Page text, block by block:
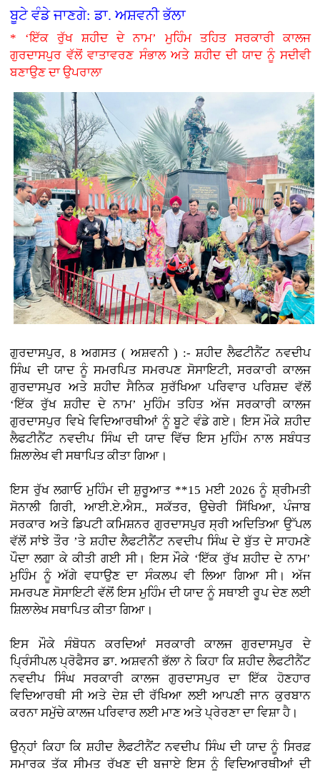
ਬੂਟੇ ਵੰਡੇ ਜਾਣਗੇ: ਡਾ. ਅਸ਼ਵਨੀ ਭੱਲਾ
* ‘ਇੱਕ ਰੁੱਖ ਸ਼ਹੀਦ ਦੇ ਨਾਮ’ ਮੁਹਿੰਮ ਤਹਿਤ ਸਰਕਾਰੀ ਕਾਲਜ
ਗੁਰਦਾਸਪੁਰ ਵੱਲੋਂ ਵਾਤਾਵਰਣ ਸੰਭਾਲ ਅਤੇ ਸ਼ਹੀਦ ਦੀ ਯਾਦ ਨੂੰ ਸਦੀਵੀ
ਬਣਾਉਣ ਦਾ ਉਪਰਾਲਾ
ਗੁਰਦਾਸਪੁਰ, 8 ਅਗਸਤ ( ਅਸ਼ਵਨੀ ) :-ਸ਼ਹੀਦ ਲੈਫਟੀਨੈਂਟ ਨਵਦੀਪ
ਸਿੰਘ ਦੀ ਯਾਦ ਨੂੰ ਸਮਰਪਿਤ ਸਮਰਪਣ ਸੋਸਾਇਟੀ, ਸਰਕਾਰੀ ਕਾਲਜ
ਗੁਰਦਾਸਪੁਰ ਅਤੇ ਸ਼ਹੀਦ ਸੈਨਿਕ ਸੁਰੱਖਿਆ ਪਰਿਵਾਰ ਪਰਿਸ਼ਦ ਵੱਲੋਂ
‘ਇੱਕ ਰੁੱਖ ਸ਼ਹੀਦ ਦੇ ਨਾਮ’ ਮੁਹਿੰਮ ਤਹਿਤ ਅੱਜ ਸਰਕਾਰੀ ਕਾਲਜ
ਗੁਰਦਾਸਪੁਰ ਵਿਖੇ ਵਿਦਿਆਰਥੀਆਂ ਨੂੰ ਬੂਟੇ ਵੰਡੇ ਗਏ। ਇਸ ਮੌਕੇ ਸ਼ਹੀਦ
ਲੈਫਟੀਨੈਂਟ ਨਵਦੀਪ ਸਿੰਘ ਦੀ ਯਾਦ ਵਿੱਚ ਇਸ ਮੁਹਿੰਮ ਨਾਲ ਸਬੰਧਤ
ਸ਼ਿਲਾਲੇਖ ਵੀ ਸਥਾਪਿਤ ਕੀਤਾ ਗਿਆ।
ਇਸ ਰੁੱਖ ਲਗਾਓ ਮੁਹਿੰਮ ਦੀ ਸ਼ੁਰੂਆਤ **15 ਮਈ 2026 ਨੂੰ ਸ਼੍ਰੀਮਤੀ
ਸੋਨਾਲੀ ਗਿਰੀ, ਆਈ.ਏ.ਐਸ., ਸਕੱਤਰ, ਉਚੇਰੀ ਸਿੱਖਿਆ, ਪੰਜਾਬ
ਸਰਕਾਰ ਅਤੇ ਡਿਪਟੀ ਕਮਿਸ਼ਨਰ ਗੁਰਦਾਸਪੁਰ ਸ੍ਰੀ ਅਦਿਤਿਆ ਉੱਪਲ
ਵੱਲੋਂ ਸਾਂਝੇ ਤੌਰ ’ਤੇ ਸ਼ਹੀਦ ਲੈਫਟੀਨੈਂਟ ਨਵਦੀਪ ਸਿੰਘ ਦੇ ਬੁੱਤ ਦੇ ਸਾਹਮਣੇ
ਪੌਦਾ ਲਗਾ ਕੇ ਕੀਤੀ ਗਈ ਸੀ। ਇਸ ਮੌਕੇ ‘ਇੱਕ ਰੁੱਖ ਸ਼ਹੀਦ ਦੇ ਨਾਮ’
ਮੁਹਿੰਮ ਨੂੰ ਅੱਗੇ ਵਧਾਉਣ ਦਾ ਸੰਕਲਪ ਵੀ ਲਿਆ ਗਿਆ ਸੀ। ਅੱਜ
ਸਮਰਪਣ ਸੋਸਾਇਟੀ ਵੱਲੋਂ ਇਸ ਮੁਹਿੰਮ ਦੀ ਯਾਦ ਨੂੰ ਸਥਾਈ ਰੂਪ ਦੇਣ ਲਈ
ਸ਼ਿਲਾਲੇਖ ਸਥਾਪਿਤ ਕੀਤਾ ਗਿਆ।
ਇਸ ਮੌਕੇ ਸੰਬੋਧਨ ਕਰਦਿਆਂ ਸਰਕਾਰੀ ਕਾਲਜ ਗੁਰਦਾਸਪੁਰ ਦੇ
ਪ੍ਰਿੰਸੀਪਲ ਪ੍ਰੋਫੈਸਰ ਡਾ. ਅਸ਼ਵਨੀ ਭੱਲਾ ਨੇ ਕਿਹਾ ਕਿ ਸ਼ਹੀਦ ਲੈਫਟੀਨੈਂਟ
ਨਵਦੀਪ ਸਿੰਘ ਸਰਕਾਰੀ ਕਾਲਜ ਗੁਰਦਾਸਪੁਰ ਦਾ ਇੱਕ ਹੋਣਹਾਰ
ਵਿਦਿਆਰਥੀ ਸੀ ਅਤੇ ਦੇਸ਼ ਦੀ ਰੱਖਿਆ ਲਈ ਆਪਣੀ ਜਾਨ ਕੁਰਬਾਨ
ਕਰਨਾ ਸਮੁੱਚੇ ਕਾਲਜ ਪਰਿਵਾਰ ਲਈ ਮਾਣ ਅਤੇ ਪ੍ਰੇਰਣਾ ਦਾ ਵਿਸ਼ਾ ਹੈ।
ਉਨ੍ਹਾਂ ਕਿਹਾ ਕਿ ਸ਼ਹੀਦ ਲੈਫਟੀਨੈਂਟ ਨਵਦੀਪ ਸਿੰਘ ਦੀ ਯਾਦ ਨੂੰ ਸਿਰਫ਼
ਸਮਾਰਕ ਤੱਕ ਸੀਮਤ ਰੱਖਣ ਦੀ ਬਜਾਏ ਇਸ ਨੂੰ ਵਿਦਿਆਰਥੀਆਂ ਦੀ